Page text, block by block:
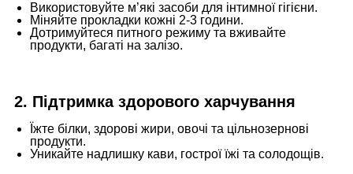
Використовуйте м’які засоби для інтимної гігієни.
Міняйте прокладки кожні 2-3 години.
Дотримуйтеся питного режиму та вживайте
продукти, багаті на залізо.
2. Підтримка здорового харчування
Їжте білки, здорові жири, овочі та цільнозернові
продукти.
Уникайте надлишку кави, гострої їжі та солодощів.